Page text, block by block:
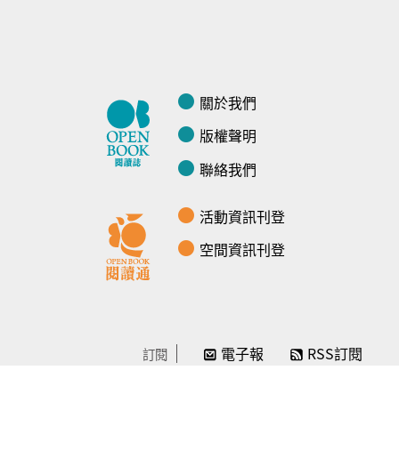
關於我們
版權聲明
聯絡我們
活動資訊刊登
空間資訊刊登
訂閱 電子報 RSS訂閱